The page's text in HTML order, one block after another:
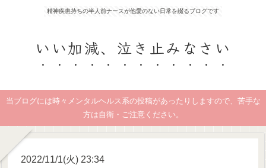
精神疾患持ちの半人前ナースが他愛のない日常を綴るブログです
いい加減、泣き止みなさい
当ブログには時々メンタルヘルス系の投稿があったりしますので、苦手な
方は自衛・ご注意ください。
2022/11/1(火) 23:34